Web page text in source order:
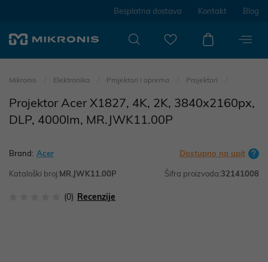
Besplatna dostava Kontakt Blog
Mikronis Elektronika Projektori i oprema Projektori
Projektor Acer X1827, 4K, 2K, 3840x2160px,
DLP, 4000lm, MR.JWK11.00P
Brand: Acer Dostupno na upit
Kataloški broj:MR.JWK11.00P Šifra proizvoda:32141008
(0) Recenzije